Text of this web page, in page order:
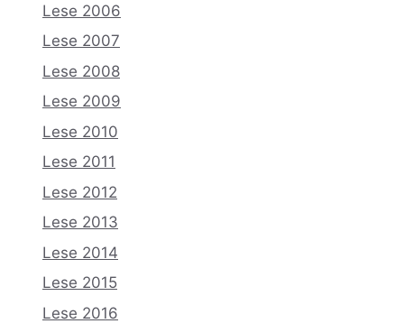
Lese 2006
Lese 2007
Lese 2008
Lese 2009
Lese 2010
Lese 2011
Lese 2012
Lese 2013
Lese 2014
Lese 2015
Lese 2016